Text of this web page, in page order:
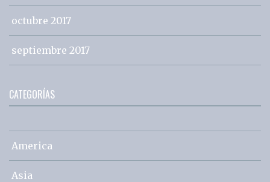
octubre 2017
septiembre 2017
CATEGORÍAS
America
Asia